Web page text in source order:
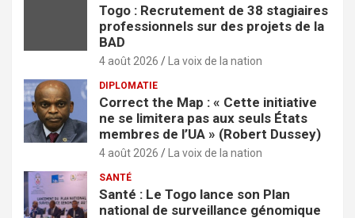
Togo : Recrutement de 38 stagiaires
professionnels sur des projets de la
BAD
4 août 2026 La voix de la nation
DIPLOMATIE
Correct the Map : « Cette initiative
ne se limitera pas aux seuls États
membres de l’UA » (Robert Dussey)
4 août 2026 La voix de la nation
SANTÉ
Santé : Le Togo lance son Plan
national de surveillance génomique